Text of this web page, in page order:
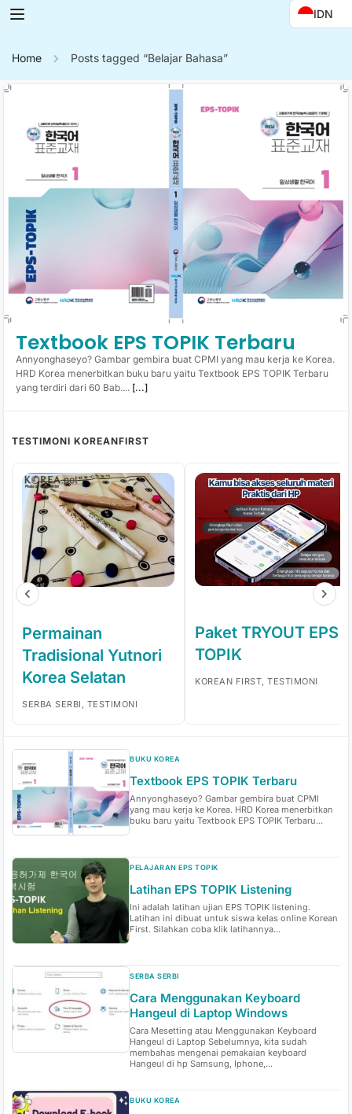
IDN
Home Posts tagged “Belajar Bahasa”
Textbook EPS TOPIK Terbaru
Annyonghaseyo? Gambar gembira buat CPMI yang mau kerja ke Korea.
HRD Korea menerbitkan buku baru yaitu Textbook EPS TOPIK Terbaru
yang terdiri dari 60 Bab.... [...]
TESTIMONI KOREANFIRST
Permainan
Tradisional Yutnori
Korea Selatan
SERBA SERBI, TESTIMONI
Paket TRYOUT EPS
TOPIK
KOREAN FIRST, TESTIMONI
BUKU KOREA
Textbook EPS TOPIK Terbaru
Annyonghaseyo? Gambar gembira buat CPMI
yang mau kerja ke Korea. HRD Korea menerbitkan
buku baru yaitu Textbook EPS TOPIK Terbaru...
PELAJARAN EPS TOPIK
Latihan EPS TOPIK Listening
Ini adalah latihan ujian EPS TOPIK listening.
Latihan ini dibuat untuk siswa kelas online Korean
First. Silahkan coba klik latihannya...
SERBA SERBI
Cara Menggunakan Keyboard
Hangeul di Laptop Windows
Cara Mesetting atau Menggunakan Keyboard
Hangeul di Laptop Sebelumnya, kita sudah
membahas mengenai pemakaian keyboard
Hangeul di hp Samsung, Iphone,...
BUKU KOREA